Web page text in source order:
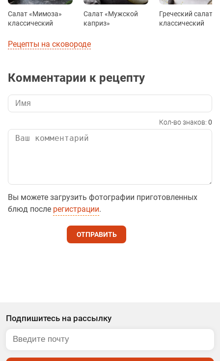
Салат «Мимоза»
классический
Салат «Мужской
каприз»
Греческий салат
классический
Рецепты на сковороде
Комментарии к рецепту
Кол-во знаков: 0
Вы можете загрузить фотографии приготовленных
блюд после регистрации.
ОТПРАВИТЬ
Подпишитесь на рассылку